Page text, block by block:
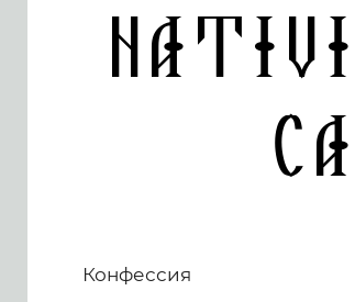
Конфессия